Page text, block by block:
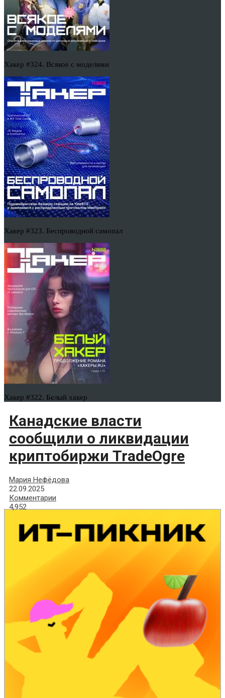
Хакер #324. Всякое с моделями
Хакер #323. Беспроводной самопал
Хакер #322. Белый хакер
Канадские власти
сообщили о ликвидации
криптобиржи TradeOgre
Мария Нефёдова
22.09.2025
Комментарии
4,952